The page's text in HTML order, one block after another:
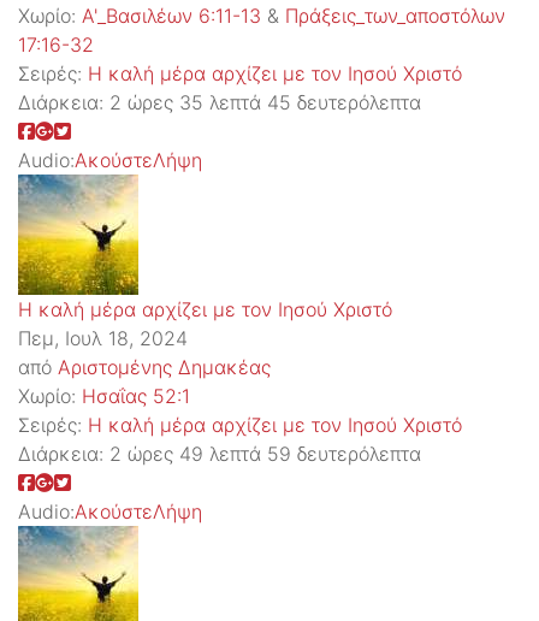
Χωρίο: Α'_Βασιλέων 6:11-13 & Πράξεις_των_αποστόλων
17:16-32
Σειρές: Η καλή μέρα αρχίζει με τον Ιησού Χριστό
Διάρκεια: 2 ώρες 35 λεπτά 45 δευτερόλεπτα
Audio:ΑκούστεΛήψη
Η καλή μέρα αρχίζει με τον Ιησού Χριστό
Πεμ, Ιουλ 18, 2024
από Αριστομένης Δημακέας
Χωρίο: Ησαΐας 52:1
Σειρές: Η καλή μέρα αρχίζει με τον Ιησού Χριστό
Διάρκεια: 2 ώρες 49 λεπτά 59 δευτερόλεπτα
Audio:ΑκούστεΛήψη